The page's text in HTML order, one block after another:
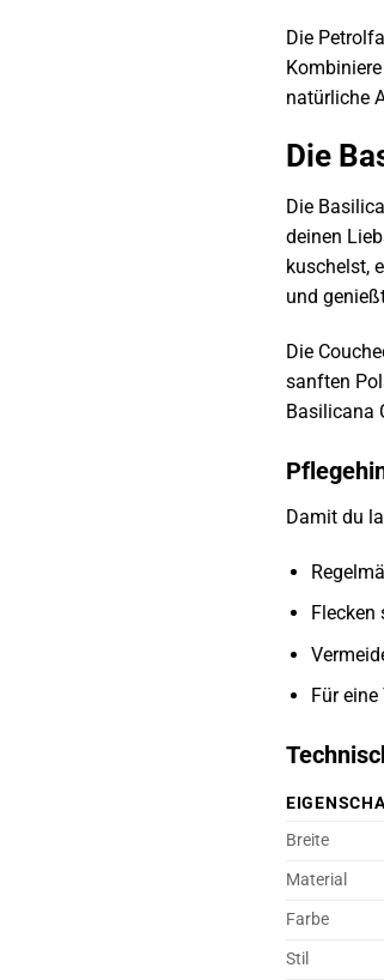
Die
natürliche
Die
Die
deinen
kuschelst,
und
Die
sanften
Basilicana
Damit du
Für
Breite
Material
Farbe
Stil